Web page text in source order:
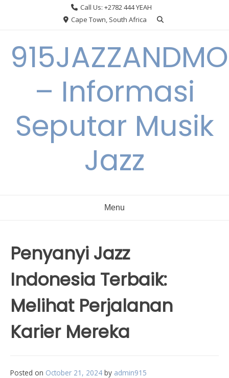
Call Us: +2782 444 YEAH
Cape Town, South Africa
– Informasi
Seputar Musik
Jazz
Menu
Penyanyi Jazz
Indonesia Terbaik:
Melihat Perjalanan
Karier Mereka
Posted on October 21, 2024 by admin915